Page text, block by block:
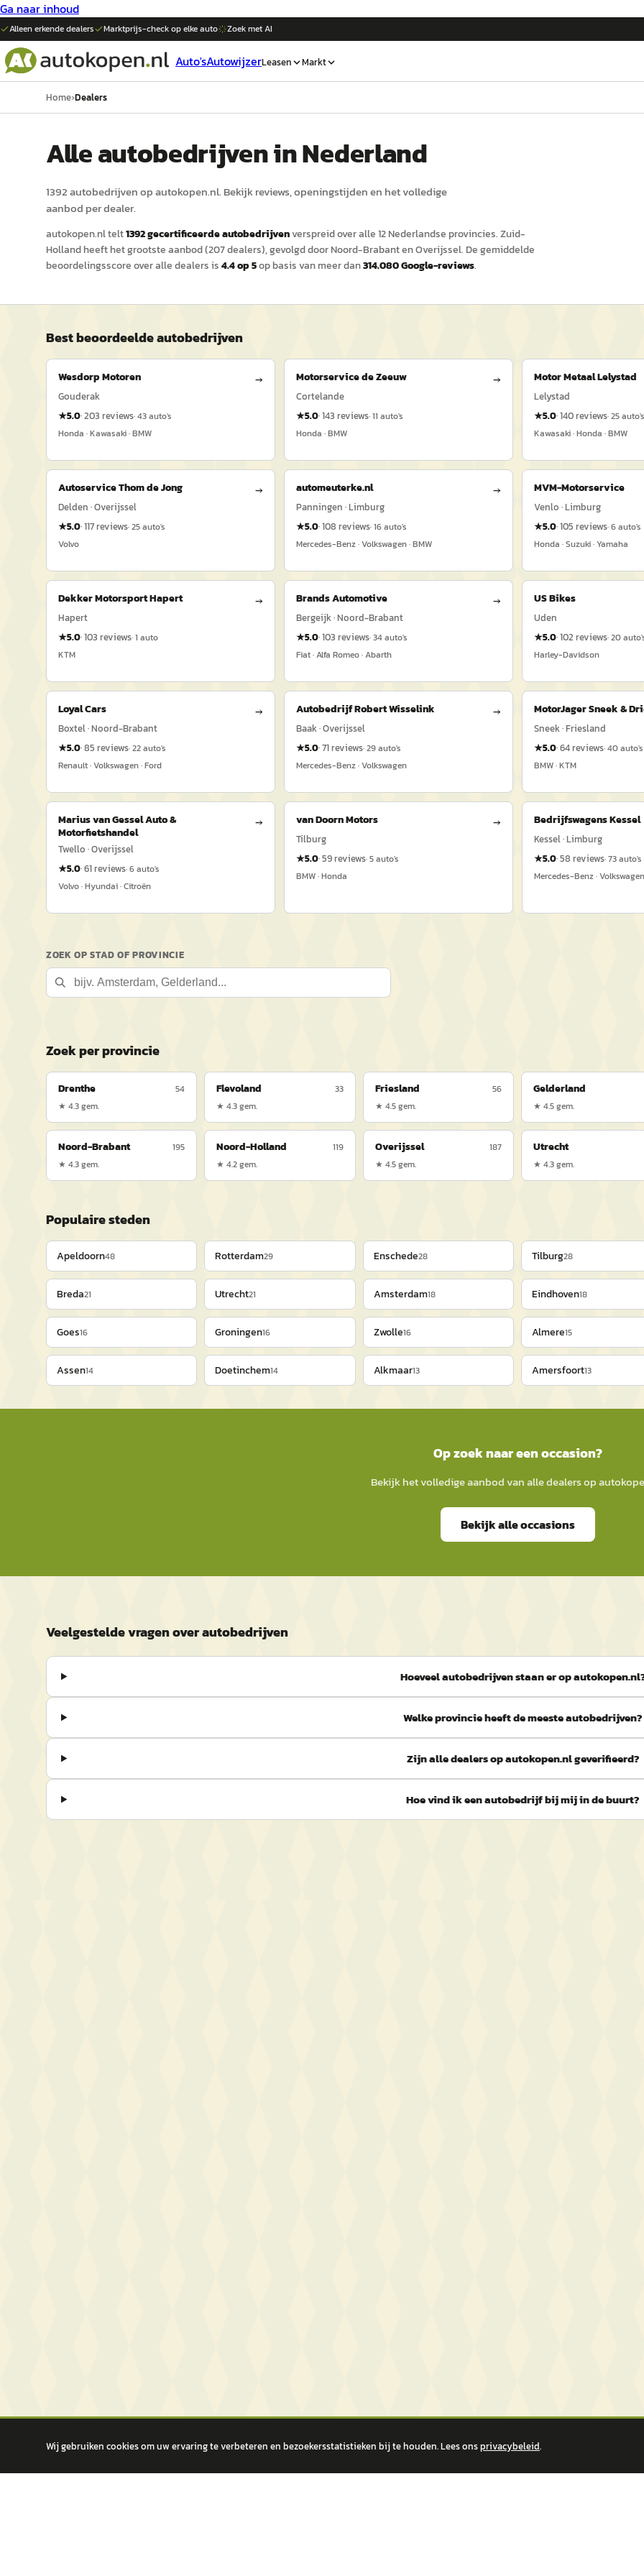
Ga naar inhoud
Alleen erkende dealers Marktprijs-check op elkeauto Zoek met AI
Auto'sAutowijzerLeasen Markt
Home›Dealers
Alle autobedrijven in Nederland
1392autobedrijven opautokopen.nl. Bekijk reviews, openingstijden en het volledige
aanbod per dealer.
autokopen.nltelt1392gecertificeerdeautobedrijvenverspreid over alle 12 Nederlandse provincies.Zuid-
Hollandheeft het grootste aanbod (207dealers), gevolgd door Noord-Brabanten Overijssel. De gemiddelde
beoordelingsscore over alle dealers is4.4op 5op basis van meer dan314.080Google-reviews.
Best beoordeeldeautobedrijven
Wesdorp Motoren →
Gouderak
★5.0·203 reviews·43auto's
Honda · Kawasaki · BMW
Motorservice de Zeeuw →
Cortelande
★5.0·143 reviews·11 auto's
Honda · BMW
Motor Metaal Lelystad
Lelystad
★5.0·140reviews·25auto's
Kawasaki · Honda · BMW
Autoservice Thom de Jong →
Delden · Overijssel
★5.0·117reviews·25auto's
Volvo
automeuterke.nl →
Panningen · Limburg
★5.0·108 reviews·16auto's
Mercedes-Benz · Volkswagen · BMW
MVM-Motorservice
Venlo · Limburg
★5.0·105 reviews·6auto's
Honda · Suzuki · Yamaha
Dekker Motorsport Hapert →
Hapert
★5.0·103 reviews·1 auto
KTM
Brands Automotive →
Bergeijk · Noord-Brabant
★5.0·103 reviews·34auto's
Fiat · Alfa Romeo · Abarth
US Bikes
Uden
★5.0·102 reviews·20
Harley-Davidson
Loyal Cars →
Boxtel · Noord-Brabant
★5.0·85 reviews·22auto's
Renault · Volkswagen · Ford
Autobedrijf Robert Wisselink →
Baak · Overijssel
★5.0·71reviews·29auto's
Mercedes-Benz · Volkswagen
MotorJager Sneek &
Sneek · Friesland
★5.0·64reviews·40auto's
BMW · KTM
Marius van Gessel Auto &
Motorfietshandel
→
Twello · Overijssel
★5.0·61reviews·6auto's
Volvo · Hyundai · Citroën
van Doorn Motors →
Tilburg
★5.0·59reviews·5auto's
BMW · Honda
Bedrijfswagens Kessel
Kessel · Limburg
★5.0·58 reviews·73auto's
Mercedes-Benz · Volkswagen
ZOEK OP STAD OF PROVINCIE
Zoek per provincie
Drenthe
54
★ 4.3gem.
Flevoland
33
★ 4.3gem.
Friesland
56
★ 4.5gem.
Gelderland
★ 4.5gem.
Noord-Brabant
195
★ 4.3gem.
Noord-Holland
119
★ 4.2gem.
Overijssel
187
★ 4.5gem.
Utrecht
★ 4.3gem.
Populaire steden
Apeldoorn48 Rotterdam29 Enschede28 Tilburg28
Breda21 Utrecht21 Amsterdam18 Eindhoven18
Goes16 Groningen16 Zwolle16 Almere15
Assen14 Doetinchem14 Alkmaar13 Amersfoort13
Op zoek naar een occasion?
Bekijk het volledige aanbod van alle dealers op
Bekijk alle occasions
Veelgestelde vragen over autobedrijven
Hoeveel autobedrijven staan er op
Welke provincie heeft de meeste autobedrijven?
Zijn alle dealers op autokopen.nl geverifieerd?
Hoe vind ik een autobedrijf bij mij in de buurt?
Wij gebruiken cookies om uw ervaring te verbeteren en bezoekersstatistieken bij te houden. Lees onsprivacybeleid.